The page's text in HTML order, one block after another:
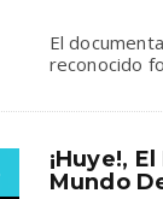
El
reconocido
¡Huye!,
Mundo